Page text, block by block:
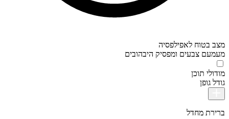
מצב בטוח לאפילפסיה
מעמעם צבעים ומפסיק היבהובים
מודולי תוכן
גודל גופן
ברירת מחדל